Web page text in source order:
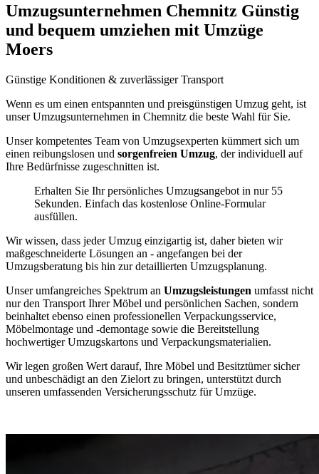
Umzugsunternehmen Chemnitz Günstig
und bequem umziehen mit Umzüge
Moers
Günstige Konditionen & zuverlässiger Transport
Wenn es um einen entspannten und preisgünstigen Umzug geht, ist
unser Umzugsunternehmen in Chemnitz die beste Wahl für Sie.
Unser kompetentes Team von Umzugsexperten kümmert sich um
einen reibungslosen und sorgenfreien Umzug, der individuell auf
Ihre Bedürfnisse zugeschnitten ist.
Erhalten Sie Ihr persönliches Umzugsangebot in nur 55
Sekunden. Einfach das kostenlose Online-Formular
ausfüllen.
Wir wissen, dass jeder Umzug einzigartig ist, daher bieten wir
maßgeschneiderte Lösungen an - angefangen bei der
Umzugsberatung bis hin zur detaillierten Umzugsplanung.
Unser umfangreiches Spektrum an Umzugsleistungen umfasst nicht
nur den Transport Ihrer Möbel und persönlichen Sachen, sondern
beinhaltet ebenso einen professionellen Verpackungsservice,
Möbelmontage und -demontage sowie die Bereitstellung
hochwertiger Umzugskartons und Verpackungsmaterialien.
Wir legen großen Wert darauf, Ihre Möbel und Besitztümer sicher
und unbeschädigt an den Zielort zu bringen, unterstützt durch
unseren umfassenden Versicherungsschutz für Umzüge.